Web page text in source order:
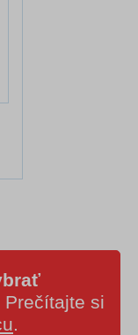
Prečítajte si
.